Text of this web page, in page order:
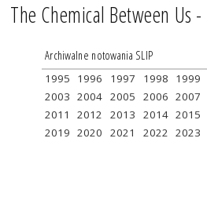
The Chemical Between Us -
Archiwalne notowania SLIP
1995 1996 1997 1998 1999
2003 2004 2005 2006 2007
2011
2012 2013 2014 2015
2019 2020 2021 2022 2023